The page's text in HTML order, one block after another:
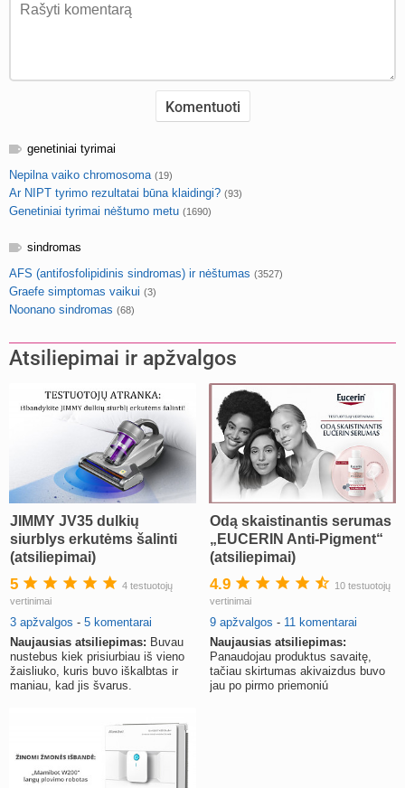
genetiniai tyrimai
Nepilna vaiko chromosoma (19)
Ar NIPT tyrimo rezultatai būna klaidingi? (93)
Genetiniai tyrimai nėštumo metu (1690)
sindromas
AFS (antifosfolipidinis sindromas) ir nėštumas (3527)
Graefe simptomas vaikui (3)
Noonano sindromas (68)
Atsiliepimai ir apžvalgos
JIMMY JV35 dulkių
siurblys erkutėms šalinti
(atsiliepimai)
5
4 testuotojų
vertinimai
3 apžvalgos - 5 komentarai
Naujausias atsiliepimas: Buvau
nustebus kiek prisiurbiau iš vieno
žaisliuko, kuris buvo iškalbtas ir
maniau, kad jis švarus.
Odą skaistinantis serumas
„EUCERIN Anti-Pigment“
(atsiliepimai)
4.9
10 testuotojų
vertinimai
9 apžvalgos - 11 komentarai
Naujausias atsiliepimas:
Panaudojau produktus savaitę,
tačiau skirtumas akivaizdus buvo
jau po pirmo priemoniú